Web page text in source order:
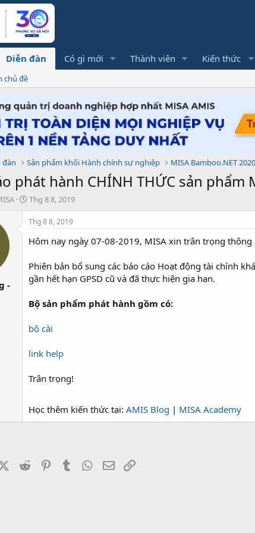
Diễn đàn Có gì mới Thành viên Kiến thức
chủ đề
đàn Sản phẩm khối Hành chính sự nghiệp MISA Bamboo.NET 2020
phát hành CHÍNH THỨC sản phẩm
N
g
à
g
i
Thg 8 8, 2019
-
Thg 8 8, 2019
Hôm nay ngày 07-08-2019, MISA xin trân trọng thông
Phiên bản bổ sung các báo cáo Hoạt động tài chính
gần hết hạn GPSD cũ và đã thực hiện gia hạn.
Bộ sản phẩm phát hành gồm có:
bộ cài
link help
Trân trọng!
Học thêm kiến thức tại: AMIS Blog | MISA Academy
X (Twitter)
Reddit PinterestTumblrWhatsApp
Email